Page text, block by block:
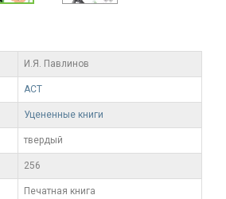
И.Я. Павлинов
АСТ
Уцененные книги
твердый
256
Печатная книга